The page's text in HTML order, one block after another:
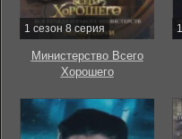
1 сезон 8 серия
Министерство Всего
Хорошего